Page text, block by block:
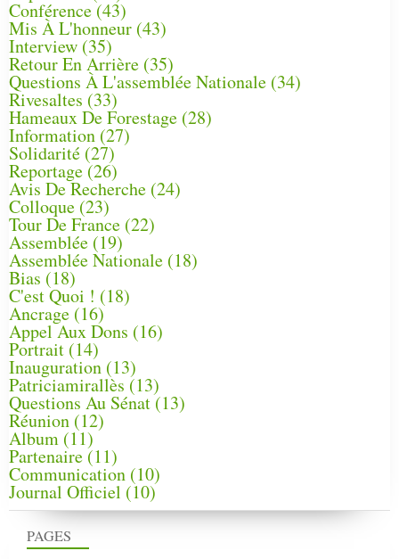
PAGES
Conférence(43)
Mis À L'honneur (43)
Interview (35)
Retour En Arrière (35)
Questions À L'assemblée Nationale (34)
Rivesaltes (33)
Hameaux De Forestage (28)
Information (27)
Solidarité (27)
Reportage(26)
Avis De Recherche (24)
Colloque (23)
Tour De France (22)
Assemblée (19)
Assemblée Nationale (18)
Bias (18)
C'est Quoi ! (18)
Ancrage (16)
Appel Aux Dons (16)
Portrait (14)
Inauguration (13)
Patriciamirallès (13)
Questions Au Sénat(13)
Réunion (12)
Album (11)
Partenaire(11)
Communication (10)
Journal Officiel (10)